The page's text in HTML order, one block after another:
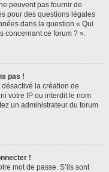
peuvent pas fournir de
pour des questions légales
dans la question « Qui
concernant ce forum ? ».
pas !
désactivé la création de
votre IP ou interdit le nom
un administrateur du forum
!
mot de passe. S’ils sont